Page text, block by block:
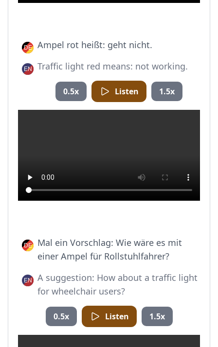
Ampel rot heißt: geht nicht.
Traffic light red means: not working.
0.5x Listen 1.5x
Mal ein Vorschlag: Wie wäre es mit
einer Ampel für Rollstuhlfahrer?
A suggestion: How about a traffic light
for wheelchair users?
0.5x Listen 1.5x